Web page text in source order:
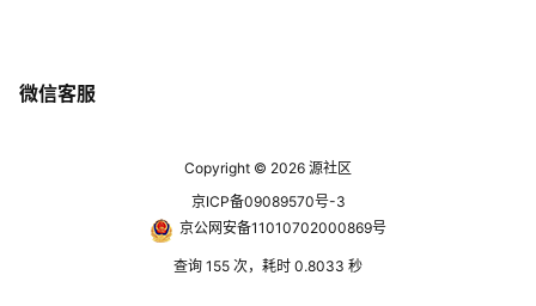
微信客服
Copyright © 2026 源社区
京ICP备09089570号-3
京公网安备11010702000869号
查询 155 次，耗时 0.8033 秒